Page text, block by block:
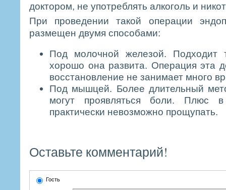
доктором, не употреблять алкоголь и
При проведении такой операции
размещен двумя способами:
Под молочной железой. Подходит
хорошо она развита. Операция эта
восстановление не занимает много
Под мышцей. Более длительный
могут проявляться боли. Плюс
практически невозможно прощупать.
Оставьте комментарий!
Гость